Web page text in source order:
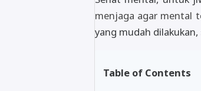
menjaga agar mental
yang mudah dilakukan,
Table of Contents